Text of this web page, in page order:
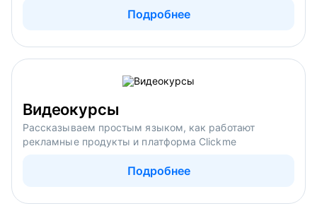
Подробнее
Видеокурсы
Рассказываем простым языком, как работают
рекламные продукты и платформа Clickme
Подробнее